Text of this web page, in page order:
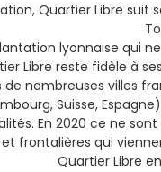
Quartier Libre suit
lyonnaise qui
Libre reste fidèle à
de nombreuses villes
Suisse,
En 2020 ce ne
frontalières qui
Quartier Libre